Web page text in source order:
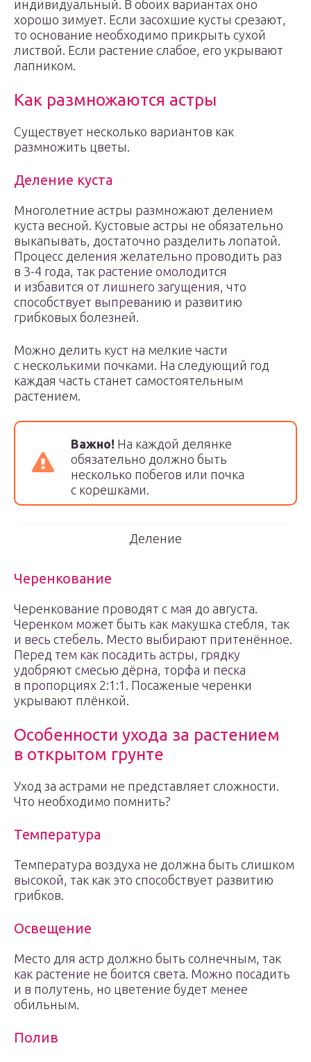
индивидуальный. В обоих вариантах оно
хорошо зимует. Если засохшие кусты срезают,
то основание необходимо прикрыть сухой
листвой. Если растение слабое, его укрывают
лапником.
Как размножаются астры
Существует несколько вариантов как
размножить цветы.
Деление куста
Многолетние астры размножают делением
куста весной. Кустовые астры не обязательно
выкапывать, достаточно разделить лопатой.
Процесс деления желательно проводить раз
в 3-4 года, так растение омолодится
и избавится от лишнего загущения, что
способствует выпреванию и развитию
грибковых болезней.
Можно делить куст на мелкие части
с несколькими почками. На следующий год
каждая часть станет самостоятельным
растением.
Важно! На каждой делянке
обязательно должно быть
несколько побегов или почка
с корешками.
Деление
Черенкование
Черенкование проводят с мая до августа.
Черенком может быть как макушка стебля, так
и весь стебель. Место выбирают притенённое.
Перед тем как посадить астры, грядку
удобряют смесью дёрна, торфа и песка
в пропорциях 2:1:1. Посаженые черенки
укрывают плёнкой.
Особенности ухода за растением
в открытом грунте
Уход за астрами не представляет сложности.
Что необходимо помнить?
Температура
Температура воздуха не должна быть слишком
высокой, так как это способствует развитию
грибков.
Освещение
Место для астр должно быть солнечным, так
как растение не боится света. Можно посадить
и в полутень, но цветение будет менее
обильным.
Полив